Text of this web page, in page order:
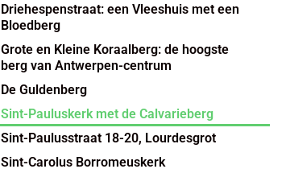
Driehespenstraat: een Vleeshuis met een
Bloedberg
Grote en Kleine Koraalberg: de hoogste
berg van Antwerpen-centrum
De Guldenberg
Sint-Pauluskerk met de Calvarieberg
Sint-Paulusstraat 18-20, Lourdesgrot
Sint-Carolus Borromeuskerk